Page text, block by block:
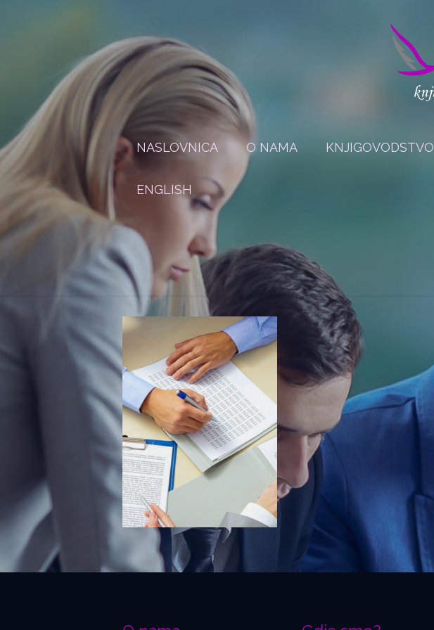
NASLOVNICA O NAMA KNJIGOVODSTVO
ENGLISH